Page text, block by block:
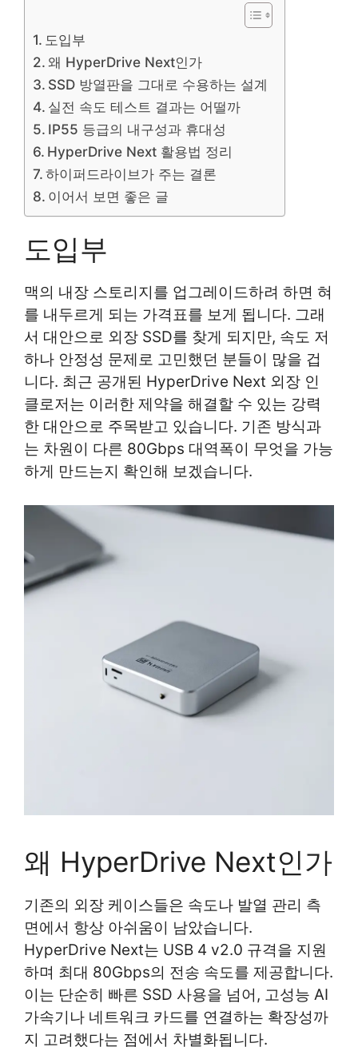
도입부
왜 HyperDrive Next인가
SSD 방열판을 그대로 수용하는 설계
실전 속도 테스트 결과는 어떨까
IP55 등급의 내구성과 휴대성
HyperDrive Next 활용법 정리
하이퍼드라이브가 주는 결론
이어서 보면 좋은 글
도입부
맥의 내장 스토리지를 업그레이드하려 하면 혀
를 내두르게 되는 가격표를 보게 됩니다. 그래
서 대안으로 외장 SSD를 찾게 되지만, 속도 저
하나 안정성 문제로 고민했던 분들이 많을 겁
니다. 최근 공개된 HyperDrive Next 외장 인
클로저는 이러한 제약을 해결할 수 있는 강력
한 대안으로 주목받고 있습니다. 기존 방식과
는 차원이 다른 80Gbps 대역폭이 무엇을 가능
하게 만드는지 확인해 보겠습니다.
왜 HyperDrive Next인가
기존의 외장 케이스들은 속도나 발열 관리 측
면에서 항상 아쉬움이 남았습니다.
HyperDrive Next는 USB 4 v2.0 규격을 지원
하며 최대 80Gbps의 전송 속도를 제공합니다.
이는 단순히 빠른 SSD 사용을 넘어, 고성능 AI
가속기나 네트워크 카드를 연결하는 확장성까
지 고려했다는 점에서 차별화됩니다.